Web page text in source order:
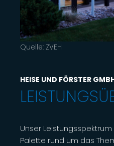
Quelle: ZVEH
HEISE UND FÖRSTER
Unser
Palette rund um das